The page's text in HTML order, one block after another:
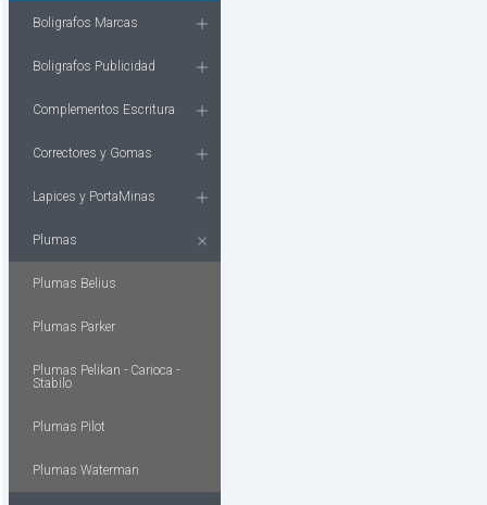
Boligrafos Marcas
Boligrafos Publicidad
Complementos Escritura
Correctores y Gomas
Lapices y PortaMinas
Plumas
Plumas Belius
Plumas Parker
Plumas Pelikan - Carioca -
Stabilo
Plumas Pilot
Plumas Waterman